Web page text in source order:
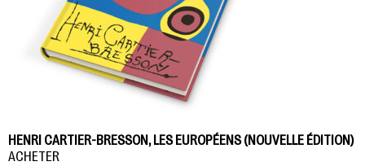
HENRI CARTIER-BRESSON, LES EUROPÉENS (NOUVELLE ÉDITION)
ACHETER